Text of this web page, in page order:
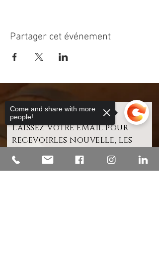
Partager cet événement
Laissez votre eMail pour
recevoirles nouvelle, les
offres et les évenements
Votre adresse e-mail
Come and share with more
people!